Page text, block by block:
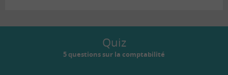
Quiz
5 questions sur la comptabilité